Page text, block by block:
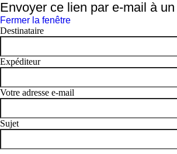
Envoyer ce lien par e-mail à
Fermer la fenêtre
Destinataire
Expéditeur
Votre adresse e-mail
Sujet